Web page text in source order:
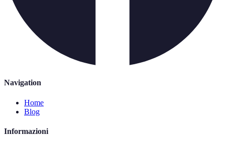
Navigation
Home
Blog
Informazioni